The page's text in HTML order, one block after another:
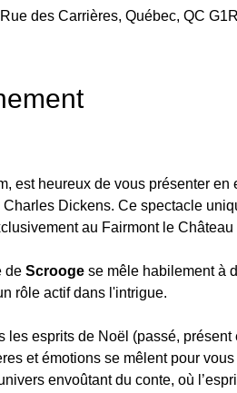
des Carrières, Québec, QC
est heureux de vous présenter
Dickens. Ce spectacle
au Fairmont le Château
de Scrooge se mêle habilement à
rôle actif dans l'intrigue.
les esprits de Noël (passé,
et émotions se mêlent pour
envoûtant du conte, où